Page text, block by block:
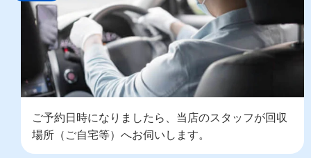
ご予約日時になりましたら、当店のスタッフが回収
場所（ご自宅等）へお伺いします。